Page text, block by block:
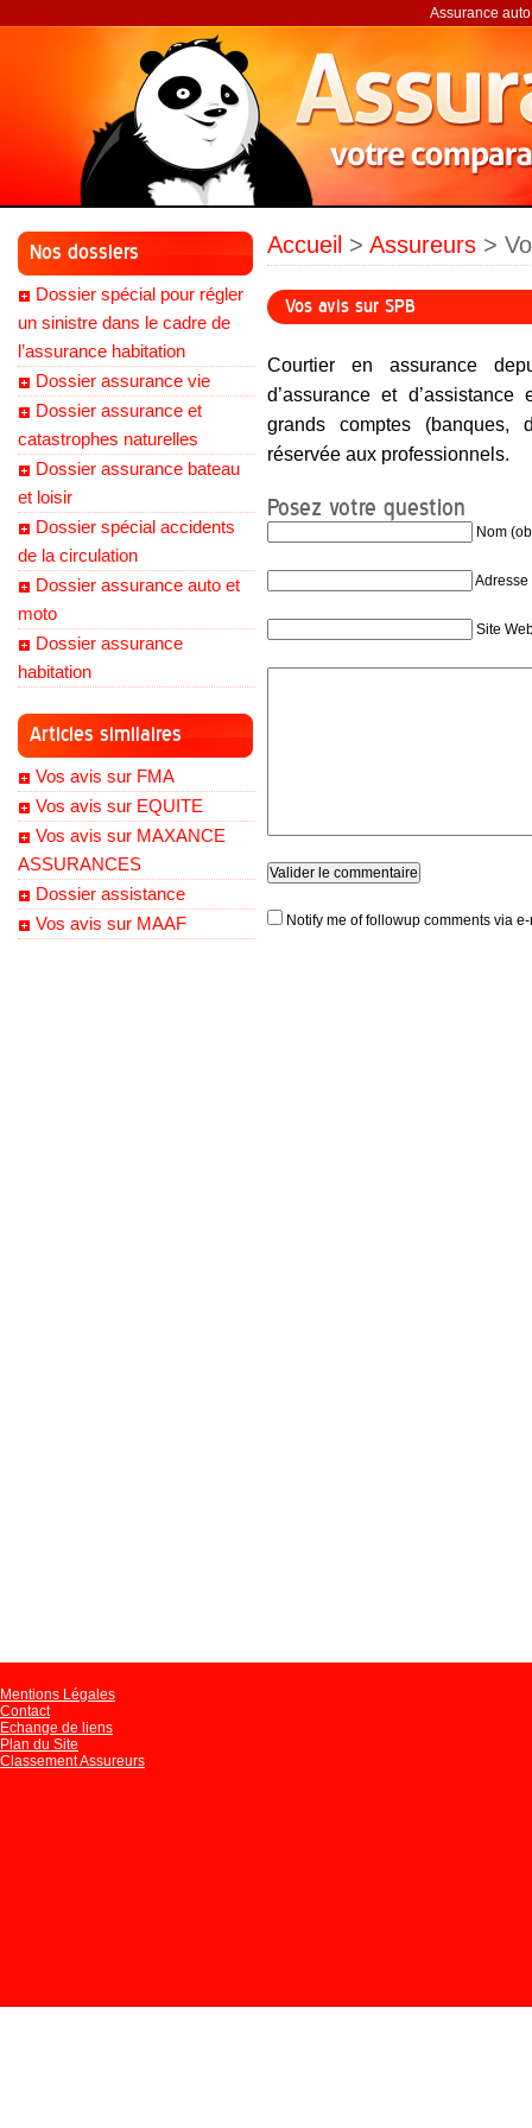
Assurance
Nos dossiers
Dossier spécial pour régler
un sinistre dans le cadre de
l’assurance habitation
Dossier assurance vie
Dossier assurance et
catastrophes naturelles
Dossier assurance bateau
et loisir
Dossier spécial accidents
de la circulation
Dossier assurance auto et
moto
Dossier assurance
habitation
Articles similaires
Vos avis sur FMA
Vos avis sur EQUITE
Vos avis sur MAXANCE
ASSURANCES
Dossier assistance
Vos avis sur MAAF
Accueil > Assureurs >
Vos avis sur SPB
Courtier en assurance
d’assurance et
grands comptes (banques,
réservée aux professionnels.
Posez votre question
Nom
Site
Notify me of followup comments via
Mentions Légales
Contact
Echange de liens
Plan du Site
Classement Assureurs